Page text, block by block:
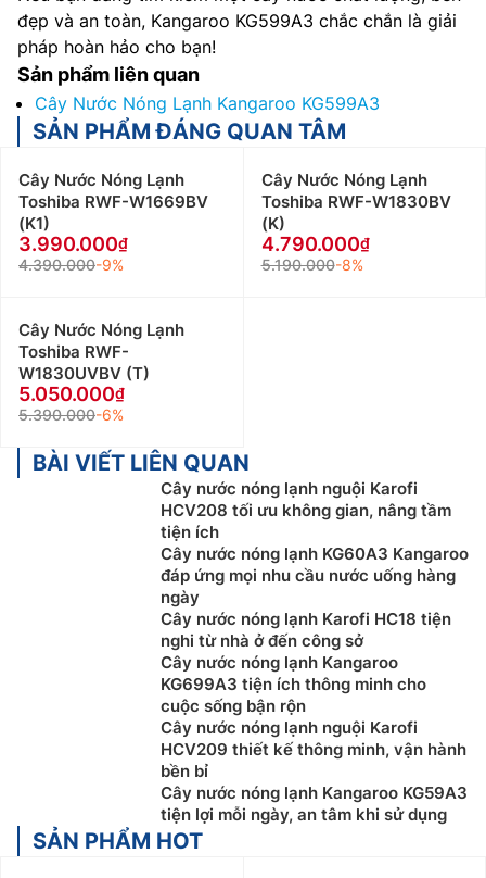
đẹp và an toàn, Kangaroo KG599A3 chắc chắn là giải
pháp hoàn hảo cho bạn!
Sản phẩm liên quan
Cây Nước Nóng Lạnh Kangaroo KG599A3
SẢN PHẨM ĐÁNG QUAN TÂM
Cây Nước Nóng Lạnh
Toshiba RWF-W1669BV
(K1)
3.990.000
4.390.000-9%
Cây Nước Nóng Lạnh
Toshiba RWF-W1830BV
(K)
4.790.000
5.190.000-8%
Cây Nước Nóng Lạnh
Toshiba RWF-
W1830UVBV (T)
5.050.000
5.390.000-6%
BÀI VIẾT LIÊN QUAN
Cây nước nóng lạnh nguội Karofi
HCV208 tối ưu không gian, nâng tầm
tiện ích
Cây nước nóng lạnh KG60A3 Kangaroo
đáp ứng mọi nhu cầu nước uống hàng
ngày
Cây nước nóng lạnh Karofi HC18 tiện
nghi từ nhà ở đến công sở
Cây nước nóng lạnh Kangaroo
KG699A3 tiện ích thông minh cho
cuộc sống bận rộn
Cây nước nóng lạnh nguội Karofi
HCV209 thiết kế thông minh, vận hành
bền bỉ
Cây nước nóng lạnh Kangaroo KG59A3
tiện lợi mỗi ngày, an tâm khi sử dụng
SẢN PHẨM HOT